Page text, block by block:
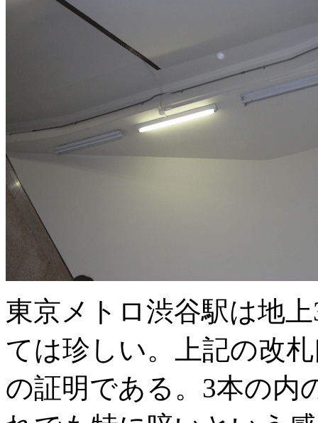
東京メトロ渋谷駅は地
ては珍しい。上記の改
の証明である。3本の内